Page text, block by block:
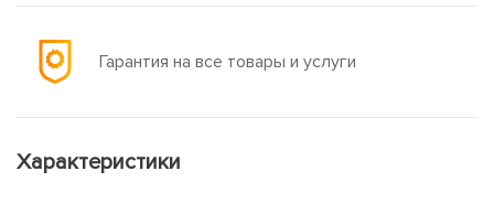
Гарантия на все товары и услуги
Характеристики